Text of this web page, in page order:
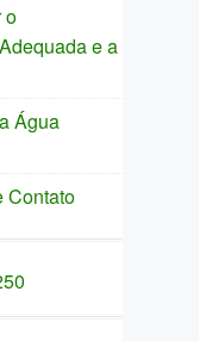
o
e a
Água
Contato